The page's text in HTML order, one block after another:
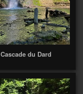
Cascade du Dard